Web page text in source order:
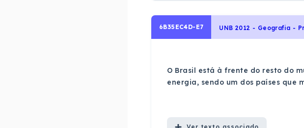
6B35EC4D-E7 UNB 2012 - Geografia -
O Brasil está à frente do resto do
energia, sendo um dos países que